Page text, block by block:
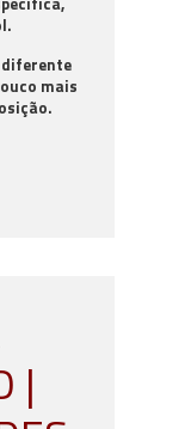
diferente
mais
|